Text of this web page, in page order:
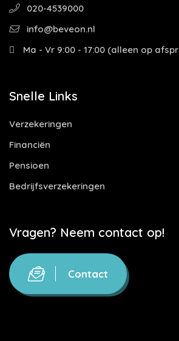
020-4539000
info@beveon.nl
Ma - Vr 9:00 - 17:00 (alleen op
Snelle Links
Verzekeringen
Financiën
Pensioen
Bedrijfsverzekeringen
Vragen? Neem contact op!
Contact